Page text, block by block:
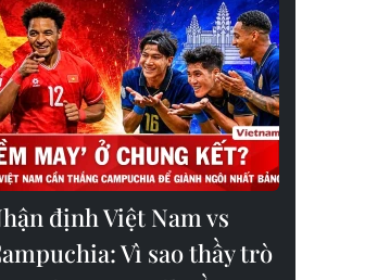
định Việt Nam vs
Vì sao thầy trò